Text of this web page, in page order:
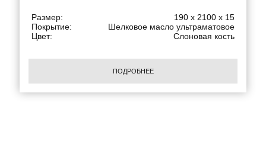
Размер:
190 x 2100 x 15
Покрытие:
Шелковое масло ультраматовое
Цвет:
Слоновая кость
ПОДРОБНЕЕ